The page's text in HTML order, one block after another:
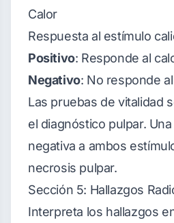
Calor
Respuesta al estímulo
Positivo: Responde al
Negativo: No responde
Las pruebas de vitalidad
el diagnóstico pulpar.
negativa a ambos
necrosis pulpar.
Sección 5: Hallazgos
Interpreta los hallazgos